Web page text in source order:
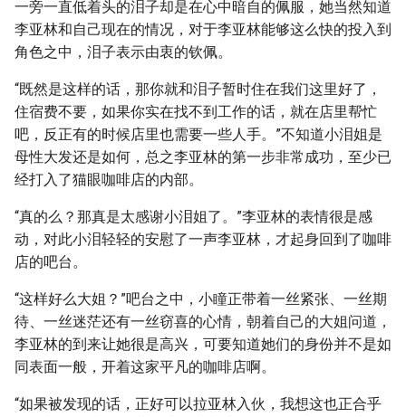
一旁一直低着头的泪子却是在心中暗自的佩服，她当然知道
李亚林和自己现在的情况，对于李亚林能够这么快的投入到
角色之中，泪子表示由衷的钦佩。
“既然是这样的话，那你就和泪子暂时住在我们这里好了，
住宿费不要，如果你实在找不到工作的话，就在店里帮忙
吧，反正有的时候店里也需要一些人手。”不知道小泪姐是
母性大发还是如何，总之李亚林的第一步非常成功，至少已
经打入了猫眼咖啡店的内部。
“真的么？那真是太感谢小泪姐了。”李亚林的表情很是感
动，对此小泪轻轻的安慰了一声李亚林，才起身回到了咖啡
店的吧台。
“这样好么大姐？”吧台之中，小瞳正带着一丝紧张、一丝期
待、一丝迷茫还有一丝窃喜的心情，朝着自己的大姐问道，
李亚林的到来让她很是高兴，可要知道她们的身份并不是如
同表面一般，开着这家平凡的咖啡店啊。
“如果被发现的话，正好可以拉亚林入伙，我想这也正合乎